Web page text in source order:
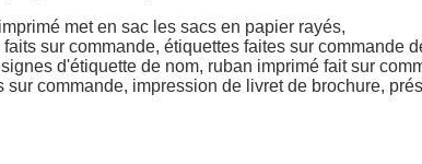
met en sac les sacs en papier rayés,
sur commande, étiquettes faites sur commande
d'étiquette de nom, ruban imprimé fait sur
sur commande, impression de livretde brochure,